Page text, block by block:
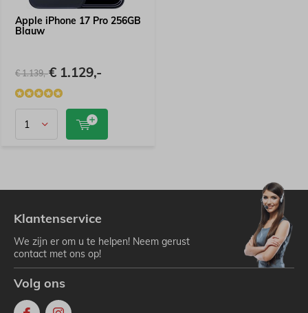
Apple iPhone 17 Pro 256GB
Blauw
€ 1.139,-€ 1.129,-
Klantenservice
We zijn er om u te helpen! Neem gerust
contact met ons op!
Volg ons